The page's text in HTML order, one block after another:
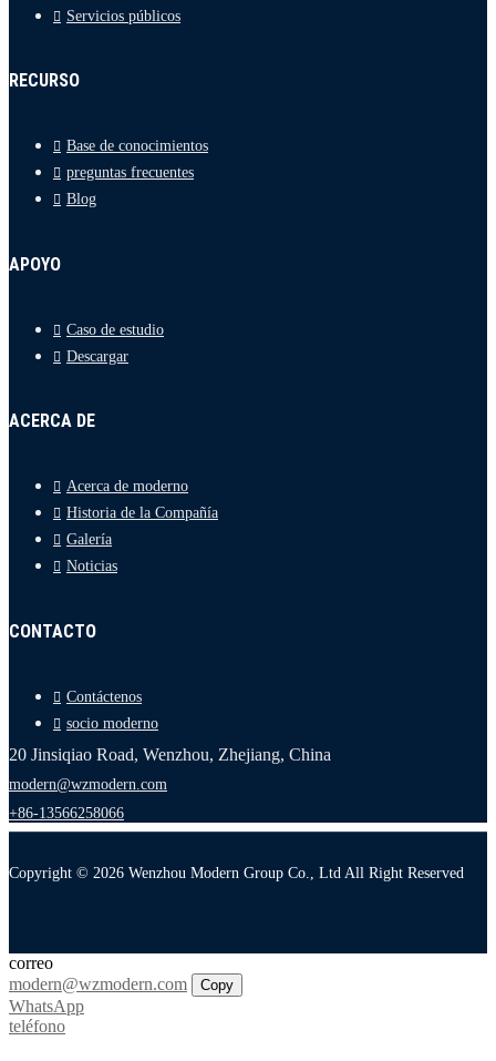
Servicios públicos
RECURSO
Base de conocimientos
preguntas frecuentes
Blog
APOYO
Caso de estudio
Descargar
ACERCA DE
Acerca de moderno
Historia de la Compañía
Galería
Noticias
CONTACTO
Contáctenos
socio moderno
20 Jinsiqiao Road, Wenzhou, Zhejiang, China
modern@wzmodern.com
+86-13566258066
Copyright © 2026 Wenzhou Modern Group Co., Ltd All Right Reserved
correo
modern@wzmodern.com
Copy
WhatsApp
teléfono